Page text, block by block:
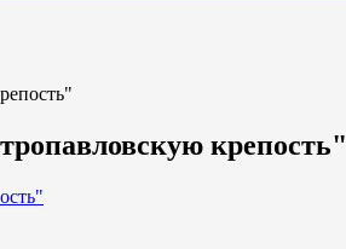
крепость"